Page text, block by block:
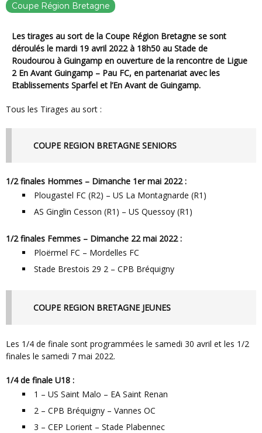
Coupe Région Bretagne
Les tirages au sort de la Coupe Région Bretagne se sont
déroulés le mardi 19 avril 2022 à 18h50 au Stade de
Roudourou à Guingamp en ouverture de la rencontre de Ligue
2 En Avant Guingamp – Pau FC, en partenariat avec les
Etablissements Sparfel et l’En Avant de Guingamp.
Tous les Tirages au sort :
COUPE REGION BRETAGNE SENIORS
1/2 finales Hommes – Dimanche 1er mai 2022 :
Plougastel FC (R2) – US La Montagnarde (R1)
AS Ginglin Cesson (R1) – US Quessoy (R1)
1/2 finales Femmes – Dimanche 22 mai 2022 :
Ploërmel FC – Mordelles FC
Stade Brestois 29 2 – CPB Bréquigny
COUPE REGION BRETAGNE JEUNES
Les 1/4 de finale sont programmées le samedi 30 avril et les 1/2
finales le samedi 7 mai 2022.
1/4 de finale U18 :
1 – US Saint Malo – EA Saint Renan
2 – CPB Bréquigny – Vannes OC
3 – CEP Lorient – Stade Plabennec